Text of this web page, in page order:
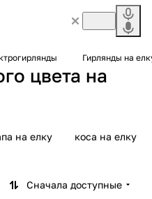
Гирлянды на
цвета на
на елку коса на елку
Сначала доступные